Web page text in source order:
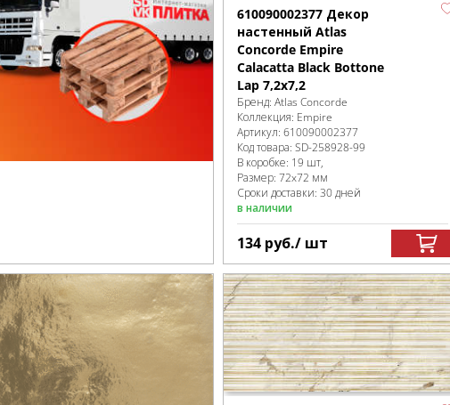
610090002377 Декор
настенный Atlas
Concorde Empire
Calacatta Black Bottone
Lap 7,2x7,2
Бренд:Atlas Concorde
Коллекция: Empire
Артикул:610090002377
Код товара:SD-258928-99
В коробке: 19 шт,
Размер:72x72 мм
Сроки доставки: 30 дней
в наличии
134 руб./ шт